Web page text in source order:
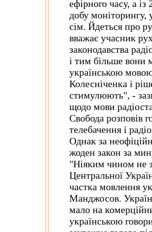
ефірного часу, а
добу моніторингу,
сім. Йдеться про
вважає учасник
законодавства
і тим більше вони
українською
Колесніченка і
стимулюють", -
щодо мови
Свобода розповів
телебачення і
Однак за
жоден закон за
"Ніяким чином не
Центральної
частка мовлення
Манджосов.
мало на
українською